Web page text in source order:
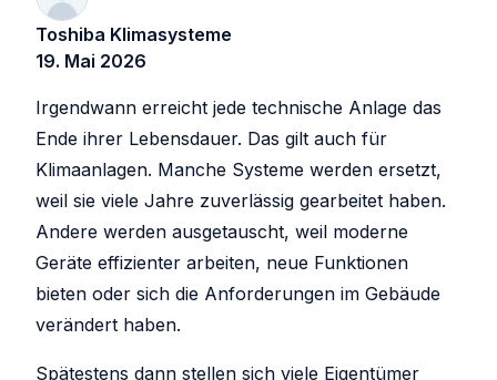
Toshiba Klimasysteme
19. Mai 2026
Irgendwann erreicht jede technische Anlage das
Ende ihrer Lebensdauer. Das gilt auch für
Klimaanlagen. Manche Systeme werden ersetzt,
weil sie viele Jahre zuverlässig gearbeitet haben.
Andere werden ausgetauscht, weil moderne
Geräte effizienter arbeiten, neue Funktionen
bieten oder sich die Anforderungen im Gebäude
verändert haben.
Spätestens dann stellen sich viele Eigentümer